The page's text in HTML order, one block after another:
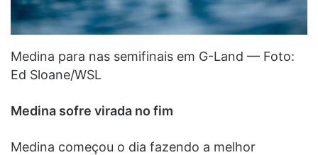
Medina para nas semifinais em G-Land — Foto:
Ed Sloane/WSL
Medina sofre virada no fim
Medina começou o dia fazendo a melhor